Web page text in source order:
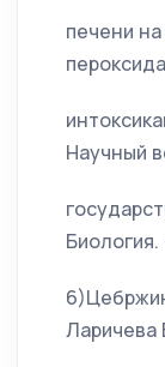
печени
Научный
Ларичева